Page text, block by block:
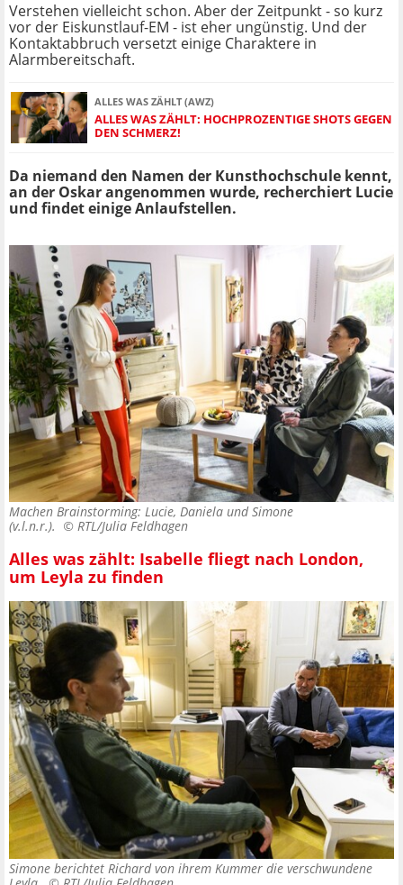
Verstehen vielleicht schon. Aber der Zeitpunkt - so kurz
vor der Eiskunstlauf-EM - ist eher ungünstig. Und der
Kontaktabbruch versetzt einige Charaktere in
Alarmbereitschaft.
ALLES WAS ZÄHLT (AWZ)
ALLES WAS ZÄHLT: HOCHPROZENTIGE SHOTS GEGEN
DEN SCHMERZ!
Da niemand den Namen der Kunsthochschule kennt,
an der Oskar angenommen wurde, recherchiert Lucie
und findet einige Anlaufstellen.
Machen Brainstorming: Lucie, Daniela und Simone
(v.l.n.r.). © RTL/Julia Feldhagen
Alles was zählt: Isabelle fliegt nach London,
um Leyla zu finden
Simone berichtet Richard von ihrem Kummer die verschwundene